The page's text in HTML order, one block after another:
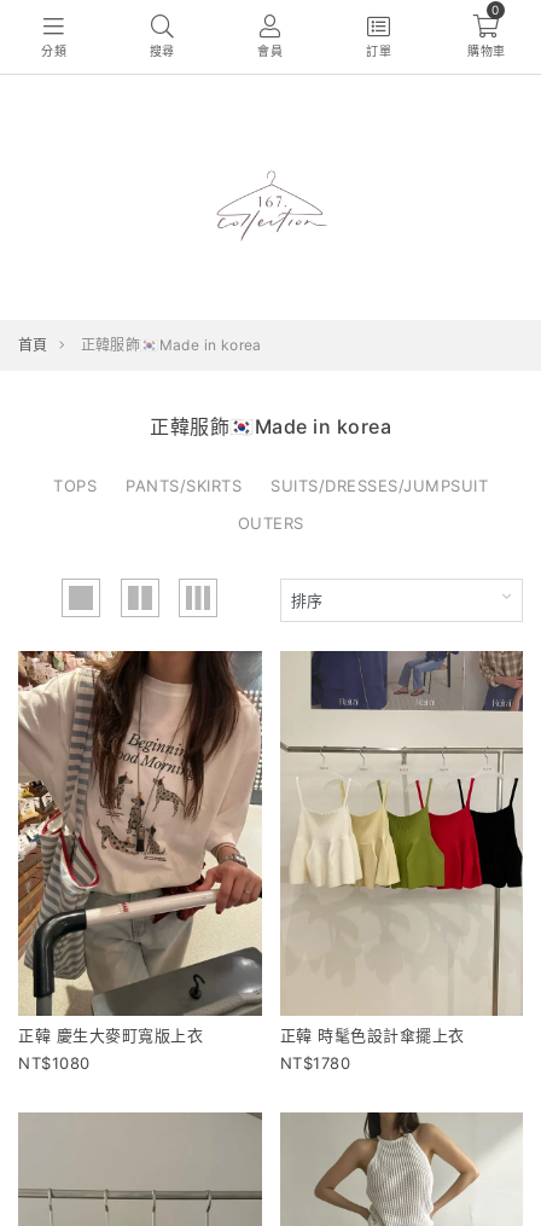
分類 搜尋 會員 訂單
0
購物車
首頁 正韓服飾🇰🇷Made in korea
正韓服飾🇰🇷Made in korea
TOPS PANTS/SKIRTS
SUITS/DRESSES/JUMPSUIT
OUTERS
正韓 慶生大麥町寬版上衣
1080
正韓 時髦色設計傘擺上衣
1780